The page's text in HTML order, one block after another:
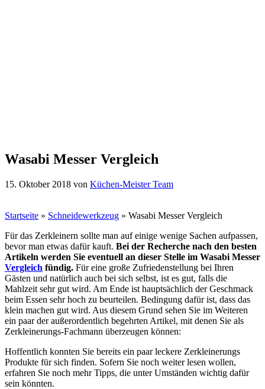
Wasabi Messer Vergleich
15. Oktober 2018 von Küchen-Meister Team
Startseite » Schneidewerkzeug » Wasabi Messer Vergleich
Für das Zerkleinern sollte man auf einige wenige Sachen aufpassen,
bevor man etwas dafür kauft. Bei der Recherche nach den besten
Artikeln werden Sie eventuell an dieser Stelle im Wasabi Messer
Vergleich fündig. Für eine große Zufriedenstellung bei Ihren
Gästen und natürlich auch bei sich selbst, ist es gut, falls die
Mahlzeit sehr gut wird. Am Ende ist hauptsächlich der Geschmack
beim Essen sehr hoch zu beurteilen. Bedingung dafür ist, dass das
klein machen gut wird. Aus diesem Grund sehen Sie im Weiteren
ein paar der außerordentlich begehrten Artikel, mit denen Sie als
Zerkleinerungs-Fachmann überzeugen können:
Hoffentlich konnten Sie bereits ein paar leckere Zerkleinerungs
Produkte für sich finden. Sofern Sie noch weiter lesen wollen,
erfahren Sie noch mehr Tipps, die unter Umständen wichtig dafür
sein könnten.